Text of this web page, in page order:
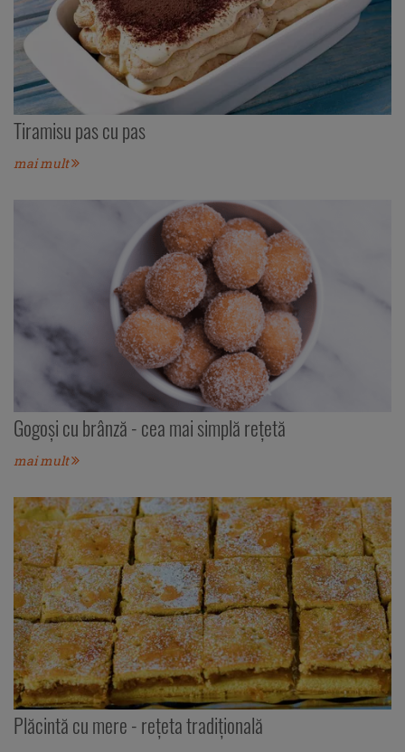
Tiramisu pas cu pas
mai mult
Gogoși cu brânză - cea mai simplă rețetă
mai mult
Plăcintă cu mere - rețeta tradițională